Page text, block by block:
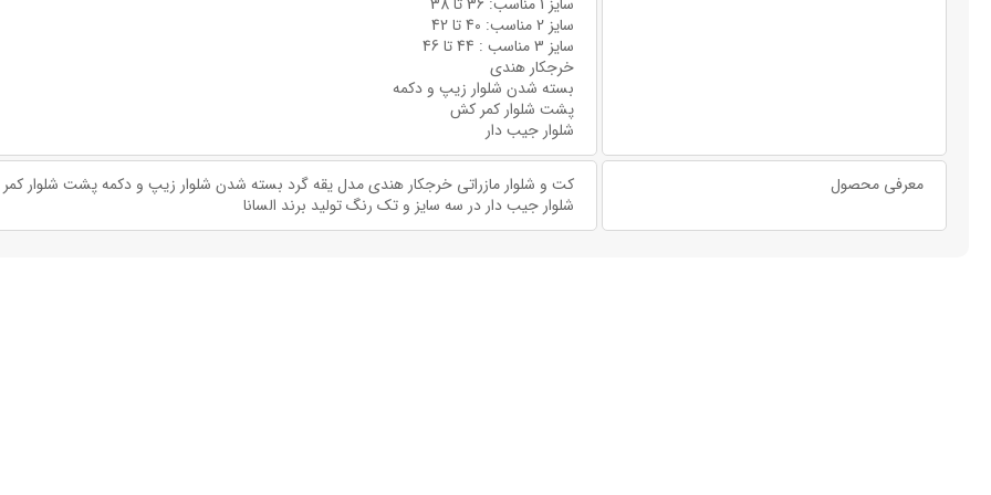
سایز 2 مناسب: 40 تا 42
سایز 3 مناسب : 44 تا 46
خرجکار هندی
بسته شدن شلوار زیپ و دکمه
پشت شلوار کمر کش
شلوار جیب دار
معرفی محصول
کت و شلوار مازراتی خرجکار هندی مدل یقه گرد بسته شدن شلوار زیپ و دکمه پشت شلوار
شلوار جیب دار در سه سایز و تک رنگ تولید برند السانا